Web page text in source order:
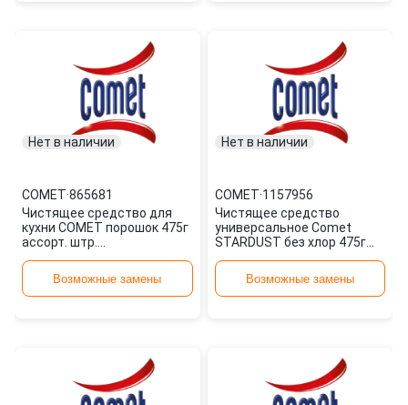
Нет в наличии
COMET·865681
Чистящее средство для
кухни COMET порошок 475г
ассорт. штр.
5410076183845,
5410076184 865681
Возможные замены
Нет в наличии
COMET·1157956
Чистящее средство
универсальное Comet
STARDUST без хлор 475г
Возможные замены